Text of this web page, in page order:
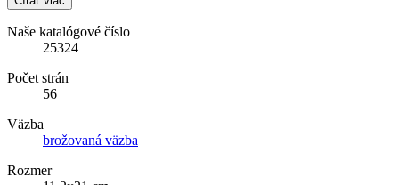
Naše katalógové číslo
25324
Počet strán
56
Väzba
brožovaná väzba
Rozmer